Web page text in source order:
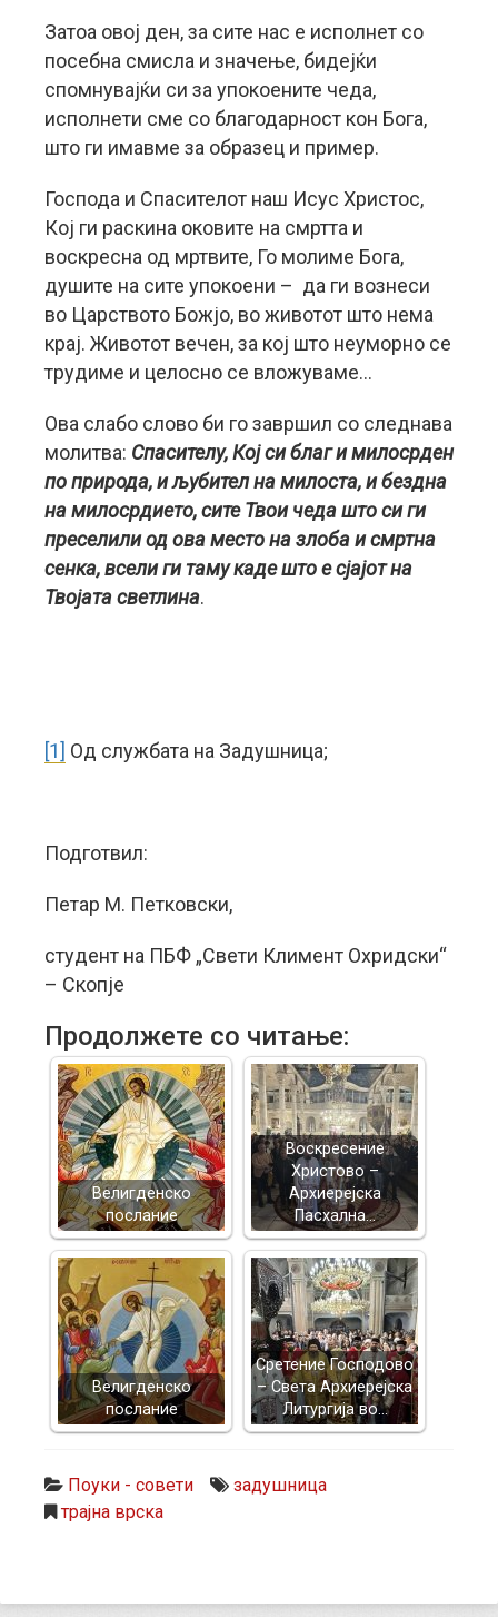
Затоа овој ден, за сите нас е исполнет со
посебна смисла и значење, бидејќи
спомнувајќи си за упокоените чеда,
исполнети сме со благодарност кон Бога,
што ги имавме за образец и пример.
Господа и Спасителот наш Исус Христос,
Кој ги раскина оковите на смртта и
воскресна од мртвите, Го молиме Бога,
душите на сите упокоени – да ги вознеси
во Царството Божјо, во животот што нема
крај. Животот вечен, за кој што неуморно се
трудиме и целосно се вложуваме…
Ова слабо слово би го завршил со следнава
молитва: Спасителу, Кој си благ и милосрден
по природа, и љубител на милоста, и бездна
на милосрдието, сите Твои чеда што си ги
преселили од ова место на злоба и смртна
сенка, всели ги таму каде што е сјајот на
Твојата светлина.
[1] Од службата на Задушница;
Подготвил:
Петар М. Петковски,
студент на ПБФ „Свети Климент Охридски“
– Скопје
Продолжете со читање:
Велигденско
послание
Воскресение
Христово –
Архиерејска
Пасхална…
Велигденско
послание
Сретение Господово
– Света Архиерејска
Литургија во…
Поуки - совети
задушница
трајна врска